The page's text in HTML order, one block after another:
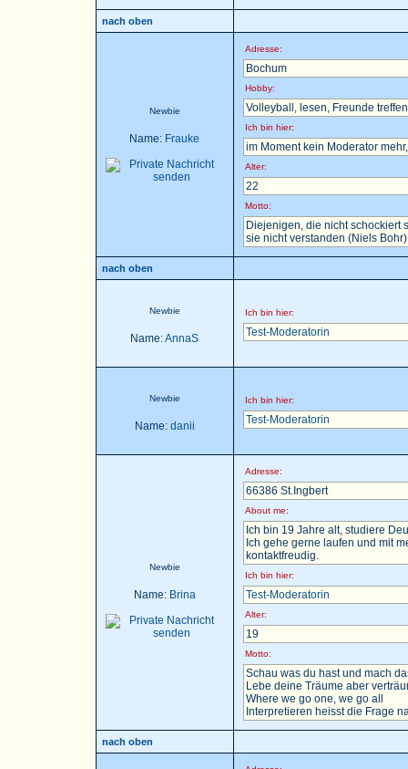
nach oben
Newbie
Name: Frauke
Adresse:
Bochum
Hobby:
Volleyball, lesen, Freunde
Ich bin hier:
im Moment kein Moderator
Alter:
22
Motto:
Diejenigen, die nicht schockiert
sie nicht verstanden (Niels Bohr)
nach oben
Newbie
Name:AnnaS
Ich bin hier:
Test-Moderatorin
Newbie
Name: danii
Ich bin hier:
Test-Moderatorin
Newbie
Name: Brina
Adresse:
66386 St.Ingbert
About me:
Ich bin 19 Jahre alt, studiere
Ich gehe gerne laufen und mit
kontaktfreudig.
Ich bin hier:
Test-Moderatorin
Alter:
19
Motto:
Schau was du hast und mach
Lebe deine Träume aber
Where we go one, we go all
Interpretieren heisst die Frage
nach oben